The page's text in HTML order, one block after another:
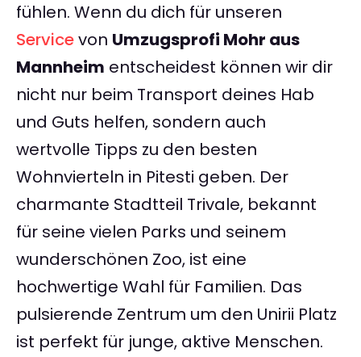
fühlen. Wenn du dich für unseren
Servicevon Umzugsprofi Mohr aus
Mannheim entscheidest können wir dir
nicht nur beim Transport deines Hab
und Guts helfen, sondern auch
wertvolle Tipps zu den besten
Wohnvierteln in Pitesti geben. Der
charmante Stadtteil Trivale, bekannt
für seine vielen Parks und seinem
wunderschönen Zoo, ist eine
hochwertige Wahl für Familien. Das
pulsierende Zentrum um den Unirii Platz
ist perfekt für junge, aktive Menschen.